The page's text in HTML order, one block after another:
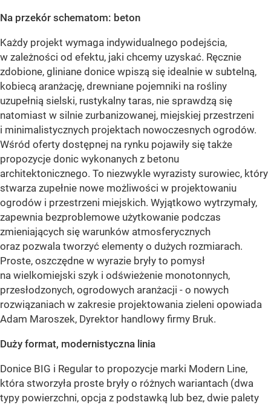
Na przekór schematom: beton
Każdy projekt wymaga indywidualnego podejścia,
w zależności od efektu, jaki chcemy uzyskać. Ręcznie
zdobione, gliniane donice wpiszą się idealnie w subtelną,
kobiecą aranżację, drewniane pojemniki na rośliny
uzupełnią sielski, rustykalny taras, nie sprawdzą się
natomiast w silnie zurbanizowanej, miejskiej przestrzeni
i minimalistycznych projektach nowoczesnych ogrodów.
Wśród oferty dostępnej na rynku pojawiły się także
propozycje donic wykonanych z betonu
architektonicznego. To niezwykle wyrazisty surowiec, który
stwarza zupełnie nowe możliwości w projektowaniu
ogrodów i przestrzeni miejskich. Wyjątkowo wytrzymały,
zapewnia bezproblemowe użytkowanie podczas
zmieniających się warunków atmosferycznych
oraz pozwala tworzyć elementy o dużych rozmiarach.
Proste, oszczędne w wyrazie bryły to pomysł
na wielkomiejski szyk i odświeżenie monotonnych,
przesłodzonych, ogrodowych aranżacji - o nowych
rozwiązaniach w zakresie projektowania zieleni opowiada
Adam Maroszek, Dyrektor handlowy firmy Bruk.
Duży format, modernistyczna linia
Donice BIG i Regular to propozycje marki Modern Line,
która stworzyła proste bryły o różnych wariantach (dwa
typy powierzchni, opcja z podstawką lub bez, dwie palety